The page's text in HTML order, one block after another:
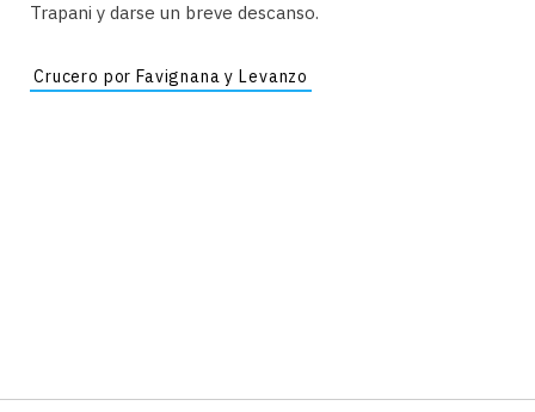
Trapani y darse un breve descanso.
Crucero por Favignana y Levanzo